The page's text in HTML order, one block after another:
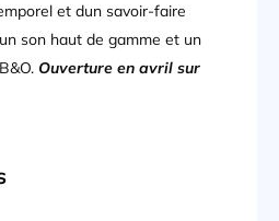
et dun savoir-faire
son haut de gamme et un
Ouverture en avril sur